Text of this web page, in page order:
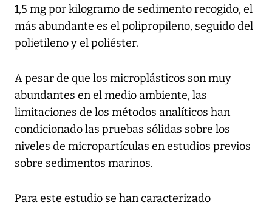
1,5 mg por kilogramo de sedimento recogido, el
más abundante es el polipropileno, seguido del
polietileno y el poliéster.
A pesar de que los microplásticos son muy
abundantes en el medio ambiente, las
limitaciones de los métodos analíticos han
condicionado las pruebas sólidas sobre los
niveles de micropartículas en estudios previos
sobre sedimentos marinos.
Para este estudio se han caracterizado